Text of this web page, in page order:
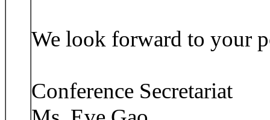
We look forward to your
Conference Secretariat